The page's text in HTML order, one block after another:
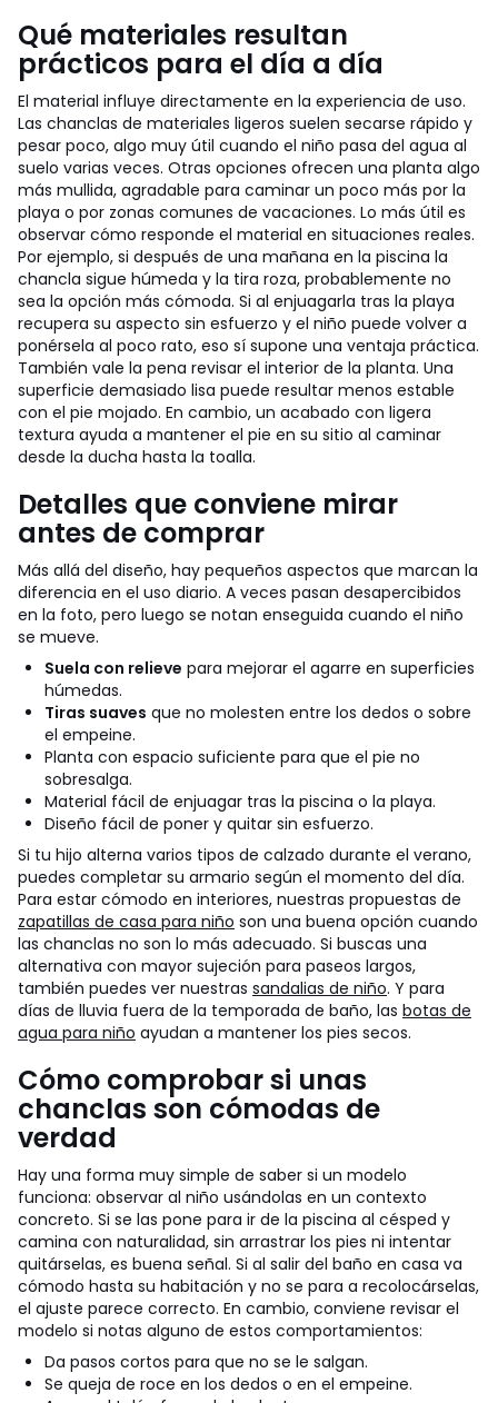
Qué materiales resultan
prácticos para el día a día
El material influye directamente en la experiencia de uso.
Las chanclas de materiales ligeros suelen secarse rápido y
pesar poco, algo muy útil cuando el niño pasa del agua al
suelo varias veces. Otras opciones ofrecen una planta algo
más mullida, agradable para caminar un poco más por la
playa o por zonas comunes de vacaciones. Lo más útil es
observar cómo responde el material en situaciones reales.
Por ejemplo, si después de una mañana en la piscina la
chancla sigue húmeda y la tira roza, probablemente no
sea la opción más cómoda. Si al enjuagarla tras la playa
recupera su aspecto sin esfuerzo y el niño puede volver a
ponérsela al poco rato, eso sí supone una ventaja práctica.
También vale la pena revisar el interior de la planta. Una
superficie demasiado lisa puede resultar menos estable
con el pie mojado. En cambio, un acabado con ligera
textura ayuda a mantener el pie en su sitio al caminar
desde la ducha hasta la toalla.
Detalles que conviene mirar
antes de comprar
Más allá del diseño, hay pequeños aspectos que marcan la
diferencia en el uso diario. A veces pasan desapercibidos
en la foto, pero luego se notan enseguida cuando el niño
se mueve.
Suela con relieve para mejorar el agarre en superficies
húmedas.
Tiras suaves que no molesten entre los dedos o sobre
el empeine.
Planta con espacio suficiente para que el pie no
sobresalga.
Material fácil de enjuagar tras la piscina o la playa.
Diseño fácil de poner y quitar sin esfuerzo.
Si tu hijo alterna varios tipos de calzado durante el verano,
puedes completar su armario según el momento del día.
Para estar cómodo en interiores, nuestras propuestas de
zapatillas de casa para niño son una buena opción cuando
las chanclas no son lo más adecuado. Si buscas una
alternativa con mayor sujeción para paseos largos,
también puedes ver nuestras sandalias de niño. Y para
días de lluvia fuera de la temporada de baño, las botas de
agua para niño ayudan a mantener los pies secos.
Cómo comprobar si unas
chanclas son cómodas de
verdad
Hay una forma muy simple de saber si un modelo
funciona: observar al niño usándolas en un contexto
concreto. Si se las pone para ir de la piscina al césped y
camina con naturalidad, sin arrastrar los pies ni intentar
quitárselas, es buena señal. Si al salir del baño en casa va
cómodo hasta su habitación y no se para a recolocárselas,
el ajuste parece correcto. En cambio, conviene revisar el
modelo si notas alguno de estos comportamientos:
Da pasos cortos para que no se le salgan.
Se queja de roce en los dedos o en el empeine.